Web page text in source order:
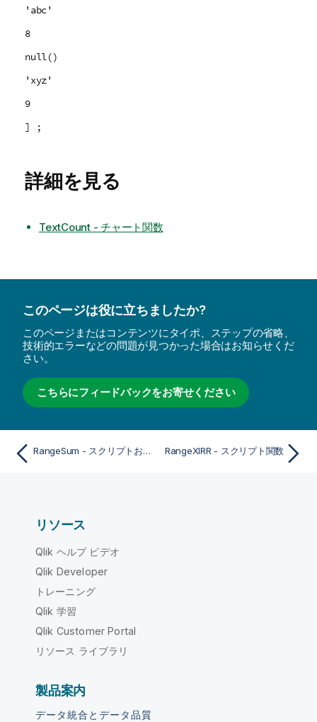
'abc'
8
null()
'xyz'
9
] ;
詳細を見る
TextCount - チャート関数
このページは役に立ちましたか?
このページまたはコンテンツにタイポ、ステップの省略、
技術的エラーなどの問題が見つかった場合はお知らせくだ
さい。
こちらにフィードバックをお寄せください
RangeSum - スクリプトおよびチャート関数 RangeXIRR - スクリプト関数
リソース
Qlik ヘルプ ビデオ
Qlik Developer
トレーニング
Qlik 学習
Qlik Customer Portal
リソース ライブラリ
製品案内
データ統合とデータ品質